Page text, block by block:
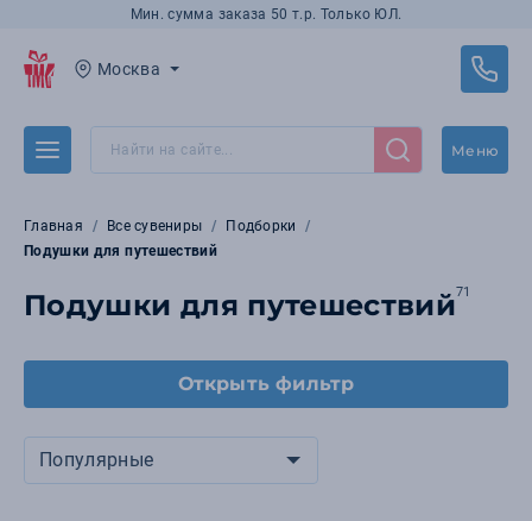
Мин. сумма заказа 50 т.р. Только ЮЛ.
Москва
Меню
Главная Все сувениры
Подборки
Подушки для путешествий
Подушки для путешествий71
Открыть фильтр
Популярные